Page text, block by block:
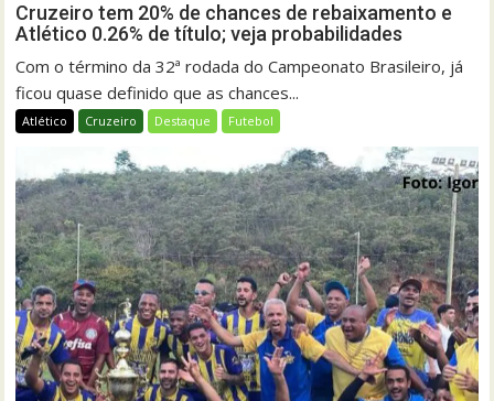
Cruzeiro tem 20% de chances de rebaixamento e
Atlético 0.26% de título; veja probabilidades
Com o término da 32ª rodada do Campeonato Brasileiro, já
ficou quase definido que as chances...
Atlético Cruzeiro Destaque Futebol